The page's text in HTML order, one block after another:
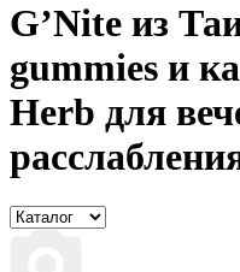
G’Nite из
gummies и
Herb для